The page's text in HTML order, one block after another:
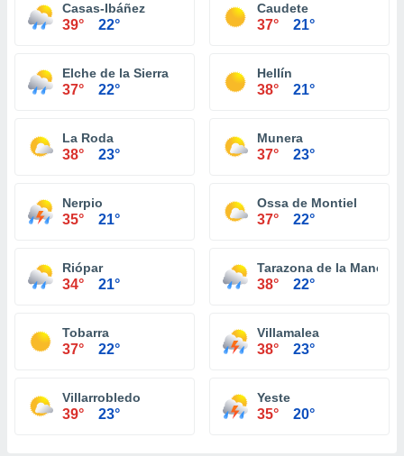
Casas-Ibáñez
39° 22°
Caudete
37° 21°
Elche de la Sierra
37° 22°
Hellín
38° 21°
La Roda
38° 23°
Munera
37° 23°
Nerpio
35° 21°
Ossa de Montiel
37° 22°
Riópar
34° 21°
Tarazona de la Mancha
38° 22°
Tobarra
37° 22°
Villamalea
38° 23°
Villarrobledo
39° 23°
Yeste
35° 20°